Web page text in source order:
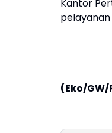
Kantor
(Eko/GW/